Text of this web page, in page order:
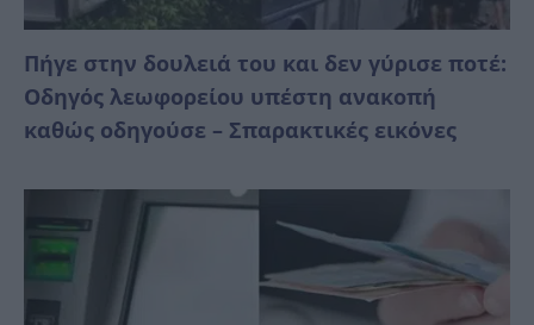
Πήγε στην δουλειά του και δεν γύρισε ποτέ:
Οδηγός λεωφορείου υπέστη ανακοπή
καθώς οδηγούσε – Σπαρακτικές εικόνες